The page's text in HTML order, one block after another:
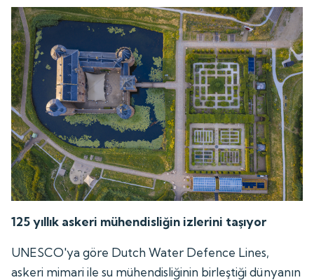
125 yıllık askeri mühendisliğin izlerini taşıyor
UNESCO'ya göre Dutch Water Defence Lines,
askeri mimari ile su mühendisliğinin birleştiği dünyanın